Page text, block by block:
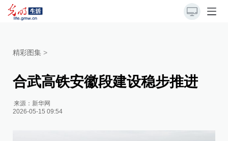
精彩图集 >
合武高铁安徽段建设稳步推进
来源： 新华网
2026-05-15 09:54